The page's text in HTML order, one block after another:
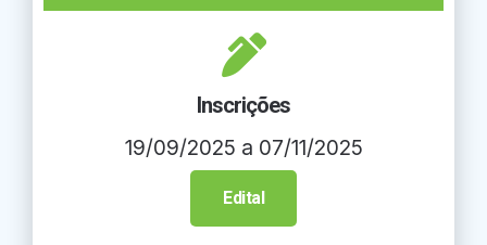
Inscrições
19/09/2025 a 07/11/2025
Edital